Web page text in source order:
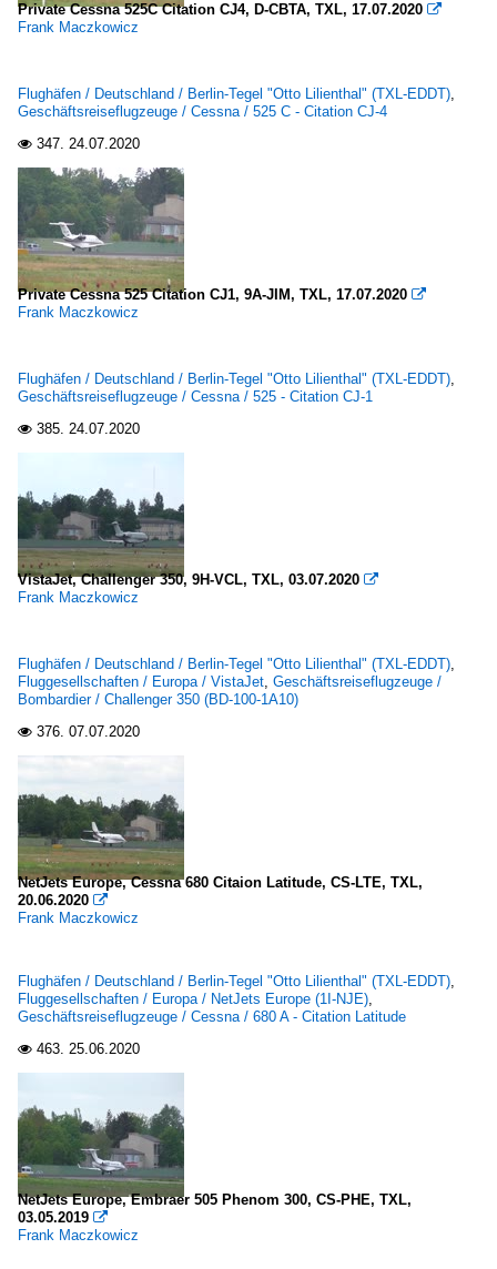
Private Cessna 525C Citation CJ4, D-CBTA, TXL, 17.07.2020 
Frank Maczkowicz
Flughäfen / Deutschland / Berlin-Tegel "Otto Lilienthal" (TXL-EDDT),
Geschäftsreiseflugzeuge / Cessna / 525 C - Citation CJ-4
 347. 24.07.2020
Private Cessna 525 Citation CJ1, 9A-JIM, TXL, 17.07.2020 
Frank Maczkowicz
Flughäfen / Deutschland / Berlin-Tegel "Otto Lilienthal" (TXL-EDDT),
Geschäftsreiseflugzeuge / Cessna / 525 - Citation CJ-1
 385. 24.07.2020
VistaJet, Challenger 350, 9H-VCL, TXL, 03.07.2020 
Frank Maczkowicz
Flughäfen / Deutschland / Berlin-Tegel "Otto Lilienthal" (TXL-EDDT),
Fluggesellschaften / Europa / VistaJet, Geschäftsreiseflugzeuge /
Bombardier / Challenger 350 (BD-100-1A10)
 376. 07.07.2020
NetJets Europe, Cessna 680 Citaion Latitude, CS-LTE, TXL,
20.06.2020 
Frank Maczkowicz
Flughäfen / Deutschland / Berlin-Tegel "Otto Lilienthal" (TXL-EDDT),
Fluggesellschaften / Europa / NetJets Europe (1I-NJE),
Geschäftsreiseflugzeuge / Cessna / 680 A - Citation Latitude
 463. 25.06.2020
NetJets Europe, Embraer 505 Phenom 300, CS-PHE, TXL,
03.05.2019 
Frank Maczkowicz